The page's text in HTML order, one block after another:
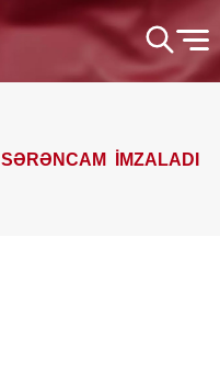
SƏRƏNCAM İMZALADI